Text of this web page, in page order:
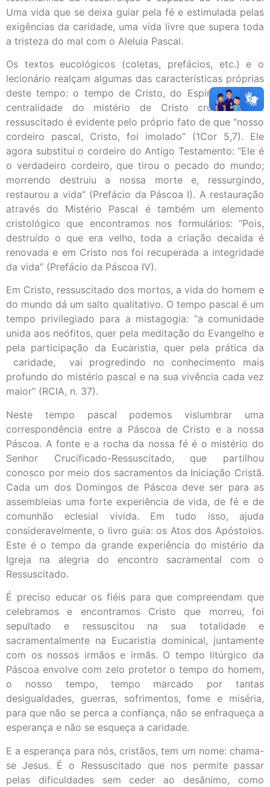
Uma vida que se deixa guiar pela fé e estimulada pelas
exigências da caridade, uma vida livre que supera toda
a tristeza do mal com o Aleluia Pascal.
Os textos eucológicos (coletas, prefácios, etc.) e o
lecionário realçam algumas das características próprias
deste tempo: o tempo de Cristo, do Espírito. Nisto a
centralidade do mistério de Cristo crucificado e
ressuscitado é evidente pelo próprio fato de que “nosso
cordeiro pascal, Cristo, foi imolado” (1Cor 5,7). Ele
agora substitui o cordeiro do Antigo Testamento: “Ele é
o verdadeiro cordeiro, que tirou o pecado do mundo;
morrendo destruiu a nossa morte e, ressurgindo,
restaurou a vida” (Prefácio da Páscoa I). A restauração
através do Mistério Pascal é também um elemento
cristológico que encontramos nos formulários: “Pois,
destruído o que era velho, toda a criação decaída é
renovada e em Cristo nos foi recuperada a integridade
da vida” (Prefácio da Páscoa IV).
Em Cristo, ressuscitado dos mortos, a vida do homem e
do mundo dá um salto qualitativo. O tempo pascal é um
tempo privilegiado para a mistagogia: “a comunidade
unida aos neófitos, quer pela meditação do Evangelho e
pela participação da Eucaristia, quer pela prática da
caridade, vai progredindo no conhecimento mais
profundo do mistério pascal e na sua vivência cada vez
maior” (RCIA, n. 37).
Neste tempo pascal podemos vislumbrar uma
correspondência entre a Páscoa de Cristo e a nossa
Páscoa. A fonte e a rocha da nossa fé é o mistério do
Senhor Crucificado-Ressuscitado, que partilhou
conosco por meio dos sacramentos da Iniciação Cristã.
Cada um dos Domingos de Páscoa deve ser para as
assembleias uma forte experiência de vida, de fé e de
comunhão eclesial vivida. Em tudo isso, ajuda
consideravelmente, o livro guia: os Atos dos Apóstolos.
Este é o tempo da grande experiência do mistério da
Igreja na alegria do encontro sacramental com o
Ressuscitado.
É preciso educar os fiéis para que compreendam que
celebramos e encontramos Cristo que morreu, foi
sepultado e ressuscitou na sua totalidade e
sacramentalmente na Eucaristia dominical, juntamente
com os nossos irmãos e irmãs. O tempo litúrgico da
Páscoa envolve com zelo protetor o tempo do homem,
o nosso tempo, tempo marcado por tantas
desigualdades, guerras, sofrimentos, fome e miséria,
para que não se perca a confiança, não se enfraqueça a
esperança e não se esqueça a caridade.
E a esperança para nós, cristãos, tem um nome: chama-
se Jesus. É o Ressuscitado que nos permite passar
pelas dificuldades sem ceder ao desânimo, como